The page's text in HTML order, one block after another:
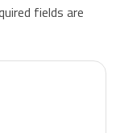
fields are